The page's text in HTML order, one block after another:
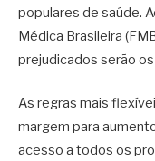
populares de saúde.
Médica Brasileira
prejudicados serão
As regras mais
margem para
acesso a todos os